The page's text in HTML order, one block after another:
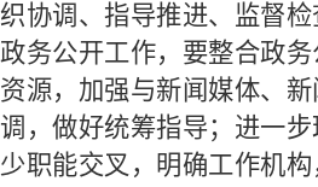
织协调、指导推进、监督
政务公开工作，要整合政
资源，加强与新闻媒体、
调，做好统筹指导；进一
少职能交叉，明确工作机